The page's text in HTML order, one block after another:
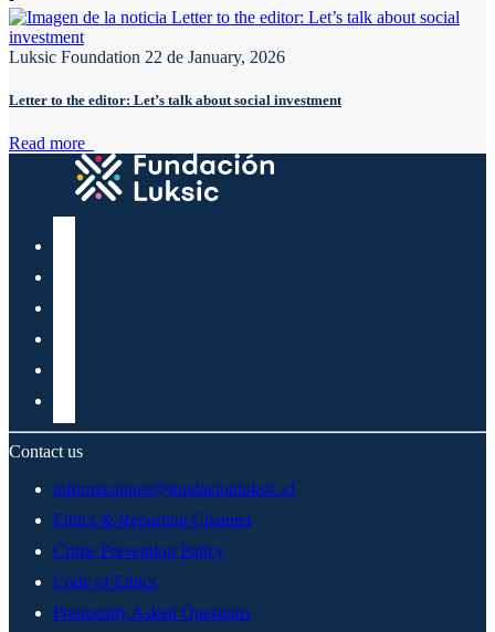
Luksic Foundation 22 de January, 2026
Letter to the editor: Let’s talk about social investment
Read more
Contact us
informaciones@fundacionluksic.cl
Ethics & Reporting Channel
Crime Prevention Policy
Code of Ethics
Frequently Asked Questions